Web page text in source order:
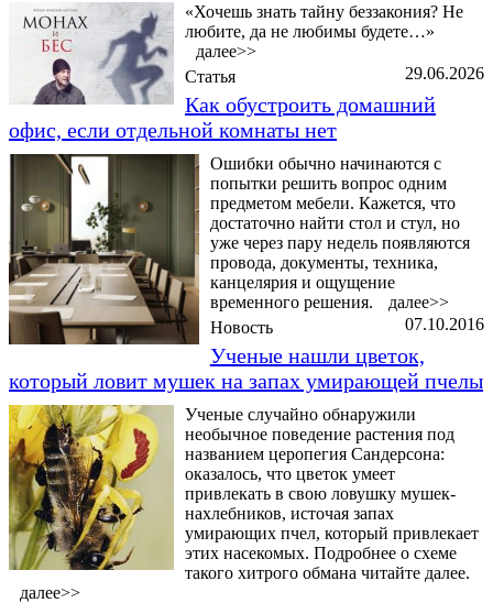
«Хочешь знать тайну беззакония? Не
любите, да не любимы будете…»
далее>>
29.06.2026
Статья
Как обустроить домашний
офис, если отдельной комнаты нет
Ошибки обычно начинаются с
попытки решить вопрос одним
предметом мебели. Кажется, что
достаточно найти стол и стул, но
уже через пару недель появляются
провода, документы, техника,
канцелярия и ощущение
временного решения.
далее>>
07.10.2016
Новость
Ученые нашли цветок,
который ловит мушек на запах умирающей пчелы
Ученые случайно обнаружили
необычное поведение растения под
названием церопегия Сандерсона:
оказалось, что цветок умеет
привлекать в свою ловушку мушек-
нахлебников, источая запах
умирающих пчел, который привлекает
этих насекомых. Подробнее о схеме
такого хитрого обмана читайте далее.
далее>>